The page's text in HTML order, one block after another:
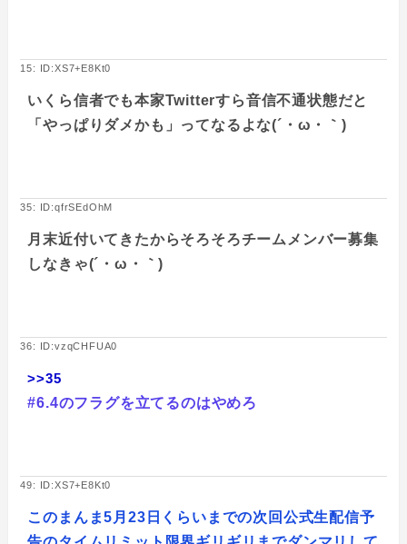
15: ID:XS7+E8Kt0
いくら信者でも本家Twitterすら音信不通状態だと
「やっぱりダメかも」ってなるよな(´・ω・｀)
35: ID:qfrSEdOhM
月末近付いてきたからそろそろチームメンバー募集
しなきゃ(´・ω・｀)
36: ID:vzqCHFUA0
>>35
#6.4のフラグを立てるのはやめろ
49: ID:XS7+E8Kt0
このまんま5月23日くらいまでの次回公式生配信予